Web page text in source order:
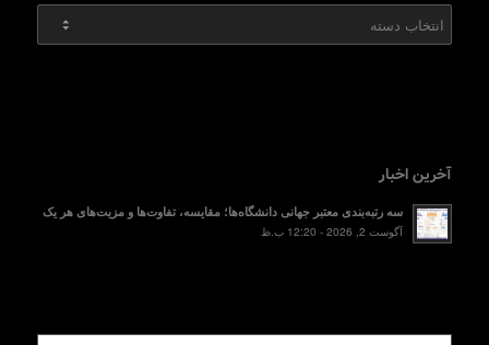
آخرین اخبار
سه رتبه‌بندی معتبر جهانی دانشگاه‌ها؛ مقایسه، تفاوت‌ها و مزیت‌های هر یک
آگوست 2, 2026 - 12:20 ب.ظ